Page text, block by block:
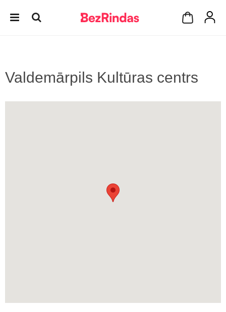
Valdemārpils Kultūras centrs